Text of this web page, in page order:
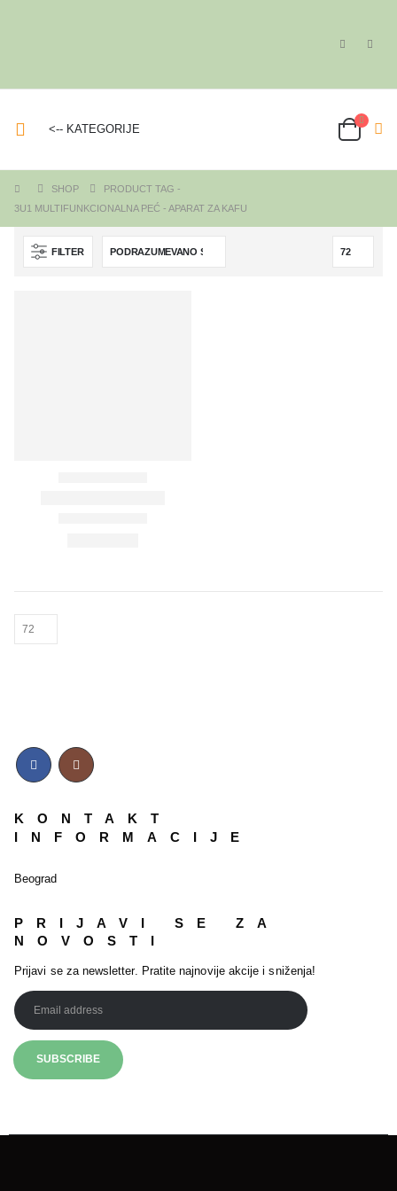
<-- KATEGORIJE
SHOP
PRODUCT TAG -
3U1 MULTIFUNKCIONALNA PEĆ - APARAT ZA KAFU
FILTER
KONTAKT
INFORMACIJE
Beograd
PRIJAVI SE ZA
NOVOSTI
Prijavi se za newsletter. Pratite najnovije akcije i sniženja!